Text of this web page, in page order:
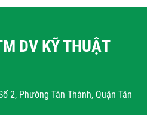
DV KỸ THUẬT
2, Phường Tân Thành, Quận Tân